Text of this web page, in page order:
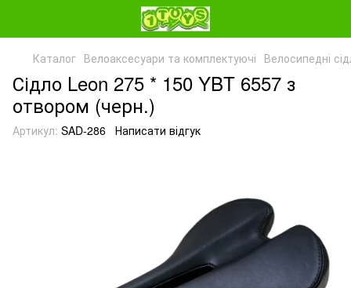
Каталог Велоаксесуари та комплектуючі Велосипедні
Сідло Leon 275 * 150 YBT 6557 з
отвором (черн.)
Артикул: SAD-286 Написати відгук